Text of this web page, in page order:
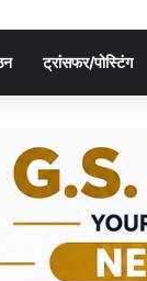
ट्रांसफर/पोस्टिंग